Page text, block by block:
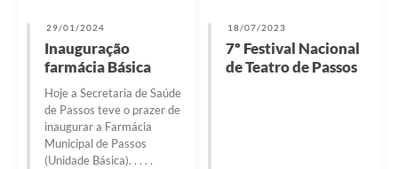
29/01/2024
Inauguração
farmácia Básica
Hoje a Secretaria de Saúde
de Passos teve o prazer de
inaugurar a Farmácia
Municipal de Passos
(Unidade Básica). . . . .
18/07/2023
7º Festival Nacional
de Teatro de Passos